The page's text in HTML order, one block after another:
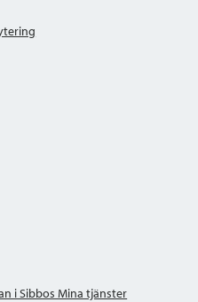
i Sibbos Mina tjänster